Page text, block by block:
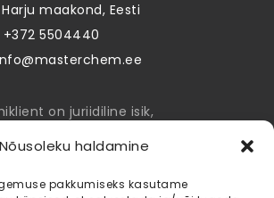
Nõusoleku haldamine
pakkumiseks kasutame
maakond, Eesti
5504440
on juriidiline isik,
toodud hinnad ei